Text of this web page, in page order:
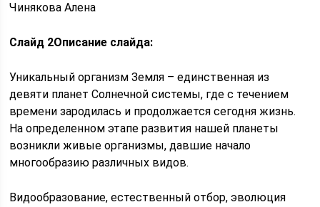
Чинякова Алена
Слайд 2Описание слайда:
Уникальный организм Земля – единственная из
девяти планет Солнечной системы, где с течением
времени зародилась и продолжается сегодня жизнь.
На определенном этапе развития нашей планеты
возникли живые организмы, давшие начало
многообразию различных видов.
Видообразование, естественный отбор, эволюция